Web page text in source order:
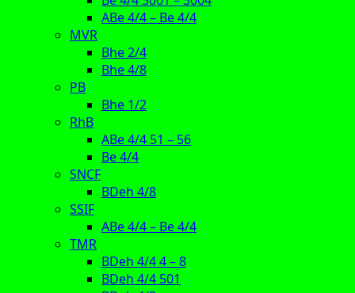
ABe 4/4 – Be 4/4
MVR
Bhe 2/4
Bhe 4/8
PB
Bhe 1/2
RhB
ABe 4/4 51 – 56
Be 4/4
SNCF
BDeh 4/8
SSIF
ABe 4/4 – Be 4/4
TMR
BDeh 4/4 4 – 8
BDeh 4/4 501